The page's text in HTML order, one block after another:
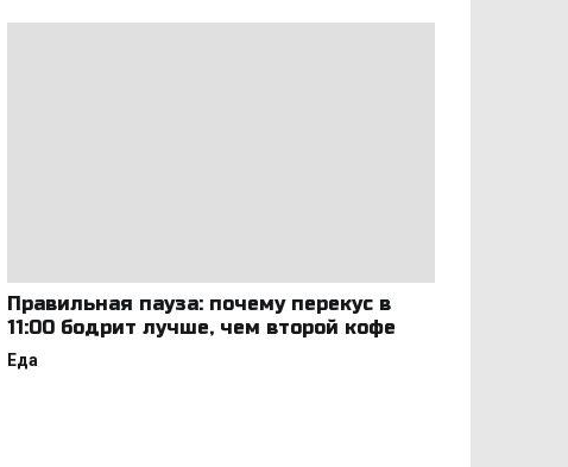
Правильная пауза: почему перекус в
11:00 бодрит лучше, чем второй кофе
Еда